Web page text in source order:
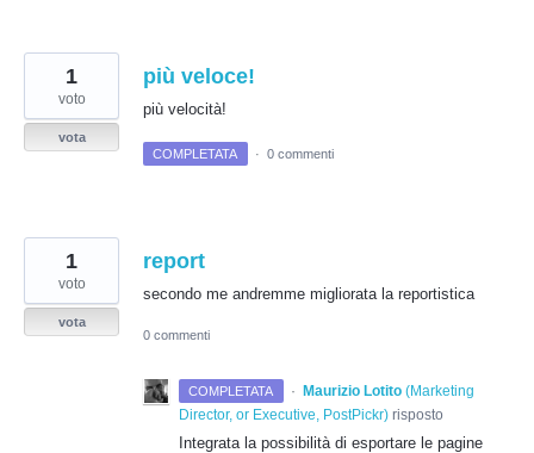
più veloce!
più velocità!
1
voto
vota
COMPLETATA
· 0 commenti
report
secondo me andremme migliorata la reportistica
1
voto
vota
0 commenti
COMPLETATA · Maurizio Lotito (Marketing
Director, or Executive, PostPickr) risposto
Integrata la possibilità di esportare le pagine